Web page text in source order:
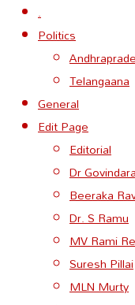
.
Politics
Telangaana
General
Edit Page
Editorial
Dr
Beeraka
Dr. S Ramu
MV Rami
Suresh Pillai
MLN Murty